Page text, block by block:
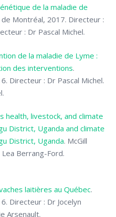
de la maladie de
Montréal, 2017. Directeur :
: Dr Pascal Michel.
de la maladie de Lyme :
des interventions.
Directeur : Dr Pascal Michel.
health, livestock, and climate
District, Uganda and climate
District, Uganda. McGill
Berrang-Ford.
laitières au Québec.
Directeur : Dr Jocelyn
Arsenault.